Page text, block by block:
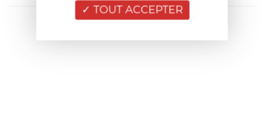
TOUT ACCEPTER